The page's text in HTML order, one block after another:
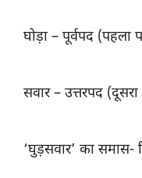
घोड़ा – पूर्वपद (पहला
सवार – उत्तरपद
‘घुड़सवार’ का समास-